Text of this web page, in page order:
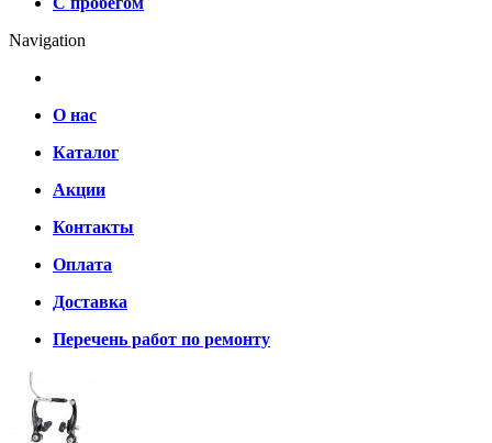
Navigation
О нас
Каталог
Акции
Контакты
Оплата
Доставка
Перечень работ по ремонту